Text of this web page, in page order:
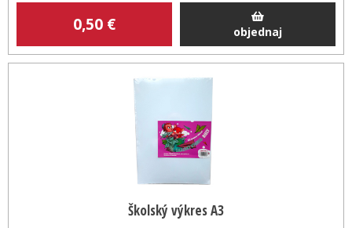
0,50 € objednaj
Školský výkres A3